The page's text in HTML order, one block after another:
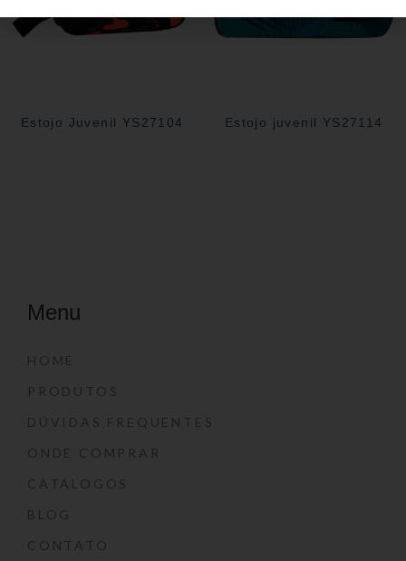
Estojo Juvenil YS27104 Estojo juvenil YS27114
Menu
HOME
PRODUTOS
DÚVIDAS FREQUENTES
ONDE COMPRAR
CATÁLOGOS
BLOG
CONTATO